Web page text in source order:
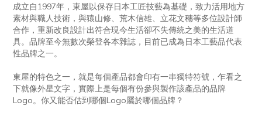
成立自1997年，東屋以保存日本工匠技藝為基礎，致力活用地方
素材與職人技術，與猿山修、荒木信雄、立花文穗等多位設計師
合作，重新改良設計出符合現今生活卻不失傳統之美的生活道
具。品牌至今無數次榮登各本雜誌，目前已成為日本工藝品代表
性品牌之一。
東屋的特色之一，就是每個產品都會印有一串獨特符號，乍看之
下就像外星文字，實際上是每個有份參與製作該產品的品牌
Logo。你又能否估到哪個Logo屬於哪個品牌？